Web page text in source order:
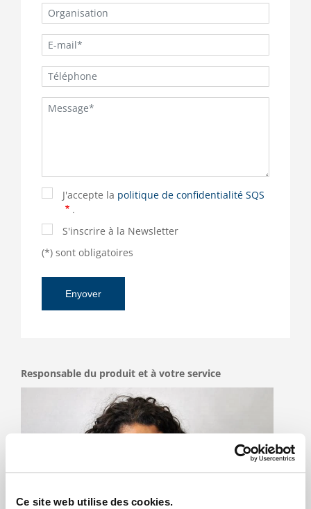
Ce site web utilise des cookies.
J'accepte la politique de confidentialité SQS
.
S'inscrire à la Newsletter
(*) sont obligatoires
Responsable du produit et à votre service